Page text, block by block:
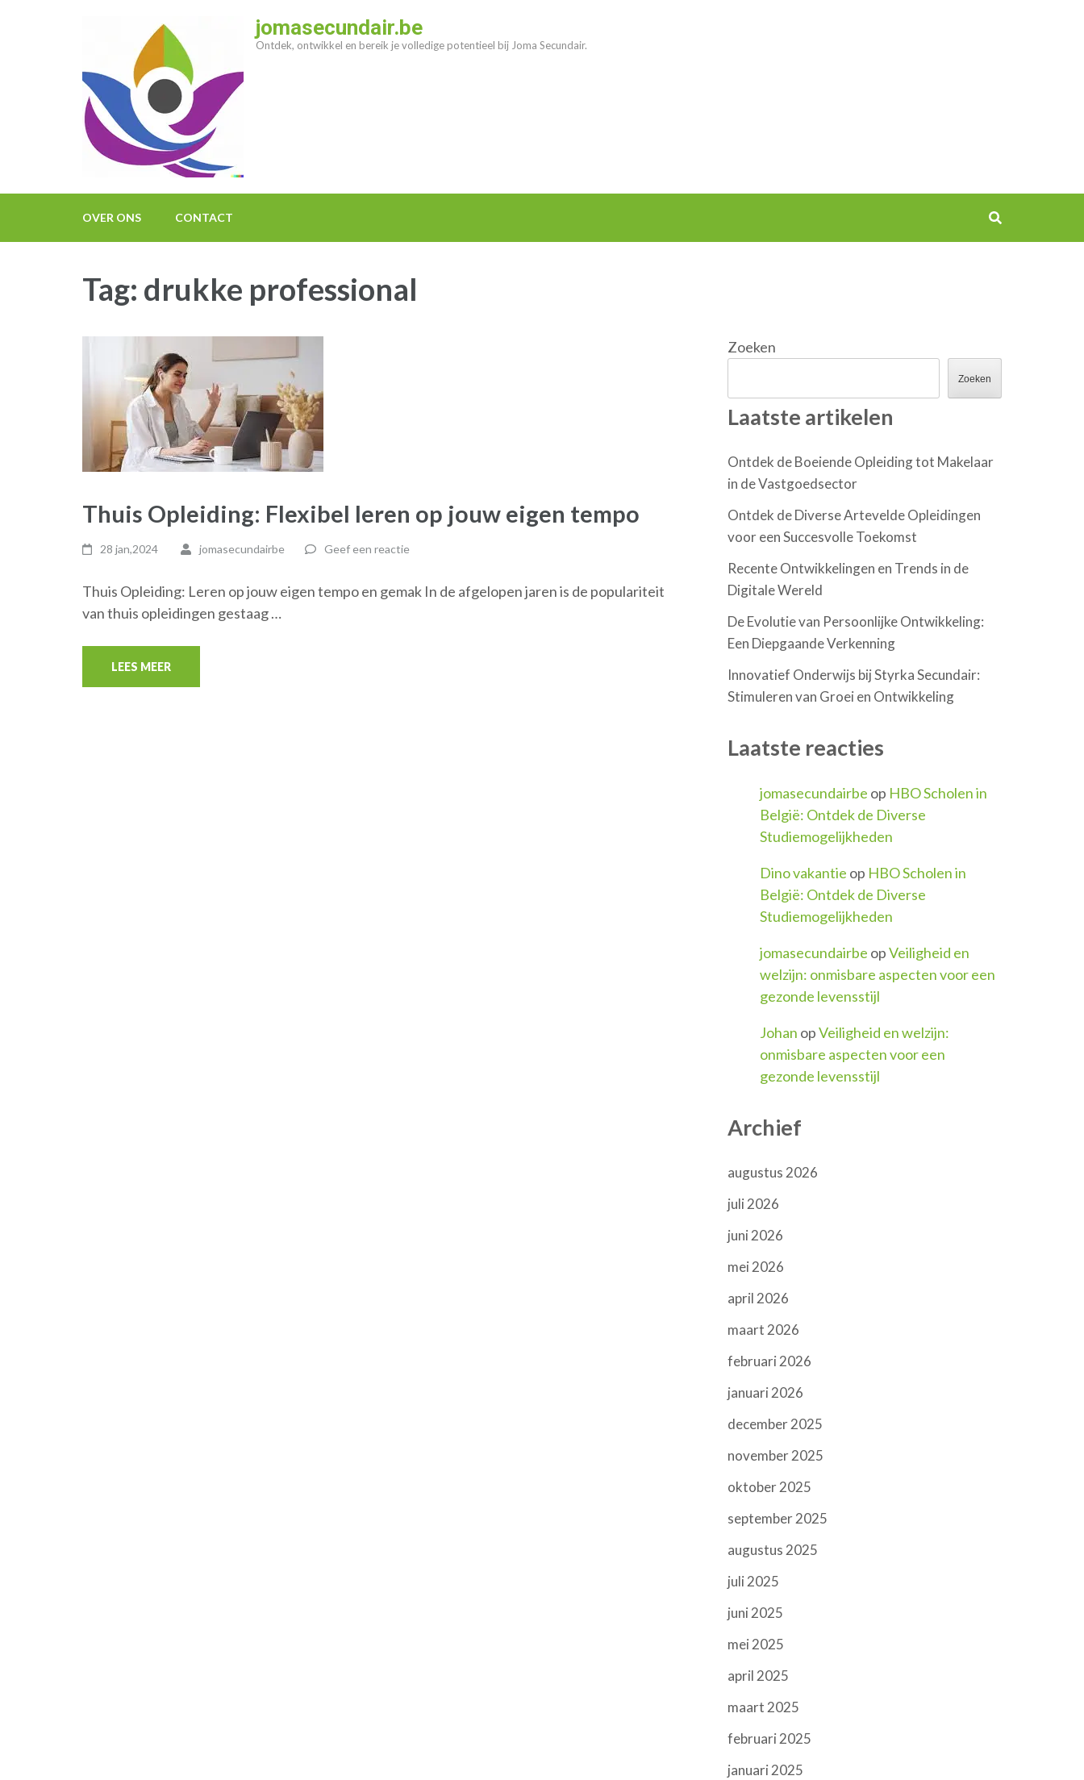
jomasecundair.be
Ontdek, ontwikkel en bereik je volledige potentieel bij Joma Secundair.
OVER ONS CONTACT
Tag: drukke professional
Thuis Opleiding: Flexibel leren op jouw eigen tempo
28 jan,2024 jomasecundairbe Geef een reactie
Thuis Opleiding: Leren op jouw eigen tempo en gemak In de afgelopen jaren is de populariteit
van thuis opleidingen gestaag …
LEES MEER
Zoeken
Zoeken
Laatste artikelen
Ontdek de Boeiende Opleiding tot Makelaar
in de Vastgoedsector
Ontdek de Diverse Artevelde Opleidingen
voor een Succesvolle Toekomst
Recente Ontwikkelingen en Trends in de
Digitale Wereld
De Evolutie van Persoonlijke Ontwikkeling:
Een Diepgaande Verkenning
Innovatief Onderwijs bij Styrka Secundair:
Stimuleren van Groei en Ontwikkeling
Laatste reacties
jomasecundairbe op HBO Scholen in
België: Ontdek de Diverse
Studiemogelijkheden
Dino vakantie op HBO Scholen in
België: Ontdek de Diverse
Studiemogelijkheden
jomasecundairbe opVeiligheid en
welzijn: onmisbare aspecten voor een
gezonde levensstijl
Johan opVeiligheid en welzijn:
onmisbare aspecten voor een
gezonde levensstijl
Archief
augustus 2026
juli 2026
juni 2026
mei 2026
april 2026
maart 2026
februari 2026
januari 2026
december 2025
november 2025
oktober 2025
september 2025
augustus 2025
juli 2025
juni 2025
mei 2025
april 2025
maart 2025
februari 2025
januari 2025